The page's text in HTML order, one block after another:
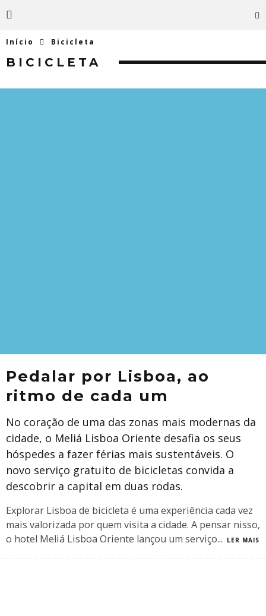
Início Bicicleta
BICICLETA
Pedalar por Lisboa, ao
ritmo de cada um
No coração de uma das zonas mais modernas da
cidade, o Meliá Lisboa Oriente desafia os seus
hóspedes a fazer férias mais sustentáveis. O
novo serviço gratuito de bicicletas convida a
descobrir a capital em duas rodas.
Explorar Lisboa de bicicleta é uma experiência cada vez
mais valorizada por quem visita a cidade. A pensar nisso,
o hotel Meliá Lisboa Oriente lançou um serviço... LER MAIS